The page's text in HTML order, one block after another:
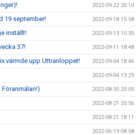
2022-09-22 20:10
19 september! 2022-09-18 15:58
inställt! 2022-09-13 15:35
37! 2022-09-11 18:48
värmde upp Uttranloppet! 2022-09-04 18:46
2022-09-04 13:29
Föranmälan!) 2022-08-30 20:00
2022-08-21 20:56
2022-08-21 18:11
2022-06-19 08:58